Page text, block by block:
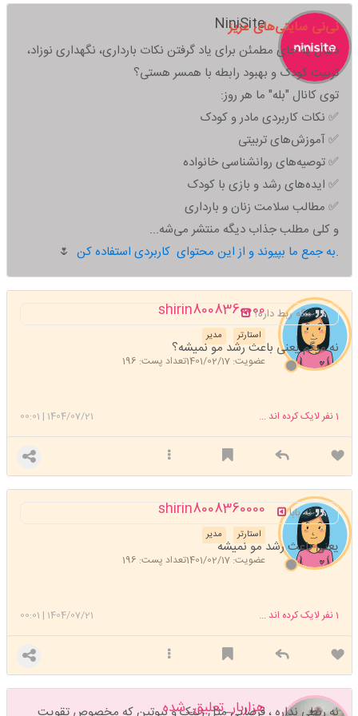
NiniSite
نی‌نی سایتی‌های عزیز
دنبال یه جای مطمئن برای یاد گرفتن نکات بارداری، نگهداری نوزاد،
تربیت کودک و بهبود رابطه با همسر هستی؟
توی کانال "بله" ما هر روز:
✅ نکات کاربردی مادر و کودک
✅ آموزش‌های تربیتی
✅ توصیه‌های روانشناسی خانواده
✅ ایده‌های رشد و بازی با کودک
✅ مطالب سلامت زنان و بارداری
و کلی مطلب جذاب دیگه منتشر می‌شه...
به جمع ما بپیوند و از این محتوای کاربردی استفاده کن.
🌷
shirin8008360000
مدیر استارتر
عضویت: 1401/02/17 تعداد پست: 196
مگه ربط داره؟
نه میگم یعنی باعث رشد مو نمیشه؟
1404/07/21
|
00:01 1نفر لایک کرده اند ...
shirin8008360000
مدیر استارتر
عضویت: 1401/02/17 تعداد پست: 196
نه بابا
یعنی باعث رشد مو نمیشه
1404/07/21
|
00:01 1نفر لایک کرده اند ...
هزاربار_تعلیق_شده